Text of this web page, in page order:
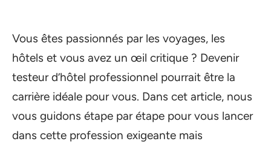
Vous êtes passionnés par les voyages, les
hôtels et vous avez un œil critique ? Devenir
testeur d’hôtel professionnel pourrait être la
carrière idéale pour vous. Dans cet article, nous
vous guidons étape par étape pour vous lancer
dans cette profession exigeante mais